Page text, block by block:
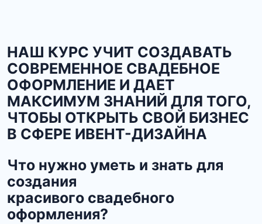
НАШ КУРС УЧИТ СОЗДАВАТЬ
СОВРЕМЕННОЕ СВАДЕБНОЕ
ОФОРМЛЕНИЕ И ДАЕТ
МАКСИМУМ ЗНАНИЙ ДЛЯ ТОГО,
ЧТОБЫ ОТКРЫТЬ СВОЙ БИЗНЕС
В СФЕРЕ ИВЕНТ-ДИЗАЙНА
Что нужно уметь и знать для
создания
красивого свадебного
оформления?